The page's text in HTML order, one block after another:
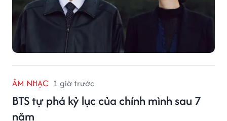
ÂM NHẠC 1 giờ trước
BTS tự phá kỷ lục của chính mình sau 7
năm